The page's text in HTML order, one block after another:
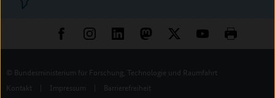
© Bundesministerium für Forschung, Technologie und Raumfahrt
Kontakt
| Impressum | Barrierefreiheit